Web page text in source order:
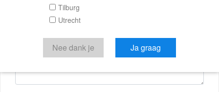
Door een bericht te sturen kom je in contact met de
aanbieder of makelaar van de woning.
Tilburg
Utrecht
Nee dank je Ja graag